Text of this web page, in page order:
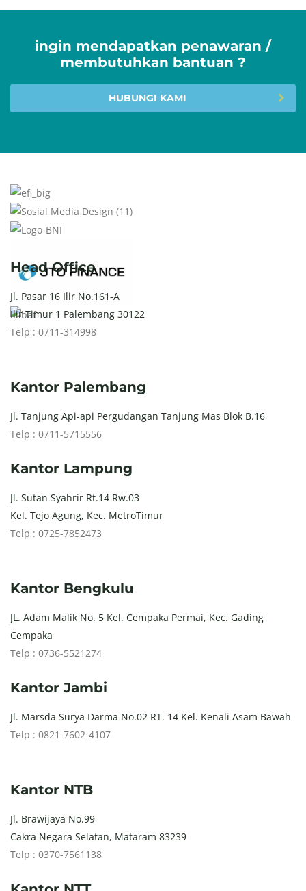
ingin mendapatkan penawaran /
membutuhkan bantuan ?
HUBUNGI KAMI
Head Office
Jl. Pasar 16 Ilir No.161-A
Ilir Timur 1 Palembang 30122
Telp : 0711-314998
Kantor Palembang
Jl. Tanjung Api-api Pergudangan Tanjung Mas Blok B.16
Telp : 0711-5715556
Kantor Lampung
Jl. Sutan Syahrir Rt.14 Rw.03
Kel. Tejo Agung, Kec. MetroTimur
Telp : 0725-7852473
Kantor Bengkulu
JL. Adam Malik No. 5 Kel. Cempaka Permai, Kec. Gading
Cempaka
Telp : 0736-5521274
Kantor Jambi
Jl. Marsda Surya Darma No.02 RT. 14 Kel. Kenali Asam Bawah
Telp : 0821-7602-4107
Kantor NTB
Jl. Brawijaya No.99
Cakra Negara Selatan, Mataram 83239
Telp : 0370-7561138